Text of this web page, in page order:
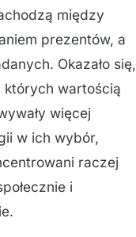
między
prezentów, a
Okazało się,
których wartością
więcej
w ich wybór,
raczej
i